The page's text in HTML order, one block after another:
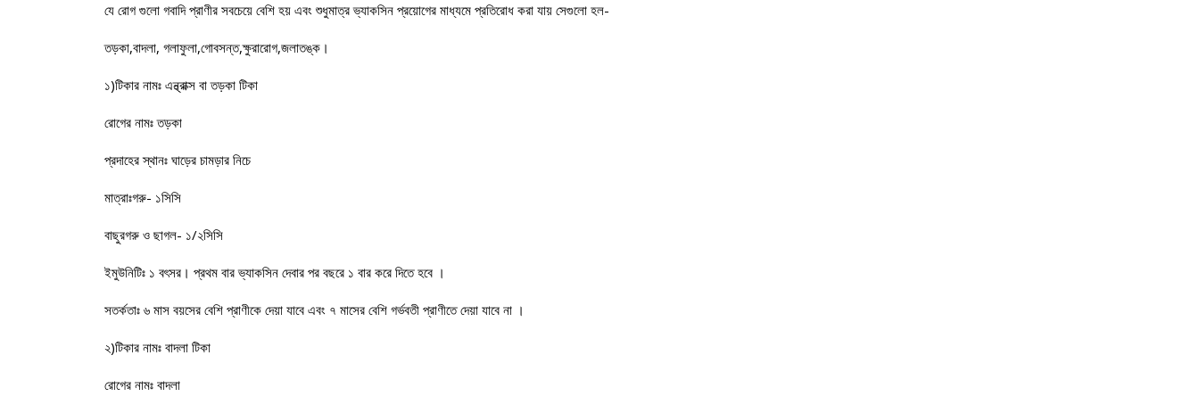
যে রোগ গুলো গবাদি প্রাণীর সবচেয়ে বেশি হয় এবং শুধুমাত্র ভ্যাকসিন প্রয়োগের মাধ্যমে প্রতিরোধ করা যায় সেগুলো হল-
তড়কা,বাদলা, গলাফুলা,গোবসন্ত,ক্ষুরারোগ,জলাতঙ্ক।
১)টিকার নামঃ এন্থ্রাক্স বা তড়কা টিকা
রোগের নামঃ তড়কা
প্রদাহের স্থানঃ ঘাড়ের চামড়ার নিচে
মাত্রাঃগরু- ১সিসি
বাছুরগরু ও ছাগল- ১/২সিসি
ইমুউনিটিঃ ১ বৎসর। প্রথম বার ভ্যাকসিন দেবার পর বছরে ১ বার করে দিতে হবে ।
সতর্কতাঃ ৬ মাস বয়সের বেশি প্রাণীকে দেয়া যাবে এবং ৭ মাসের বেশি গর্ভবতী প্রাণীতে দেয়া যাবে না ।
২)টিকার নামঃ বাদলা টিকা
রোগের নামঃ বাদলা